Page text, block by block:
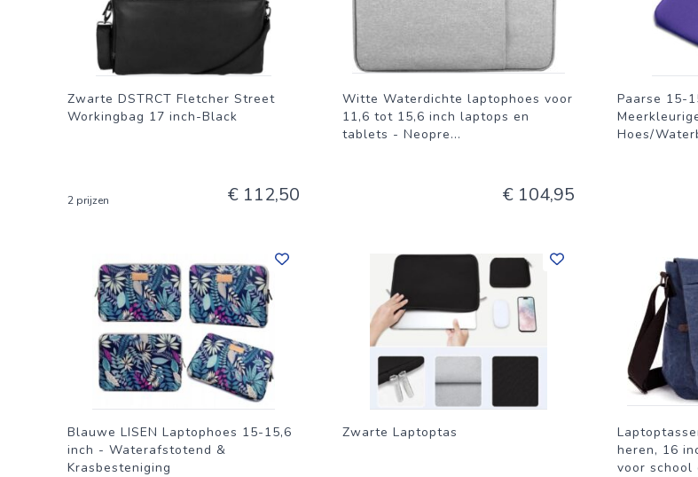
Zwarte DSTRCT Fletcher Street
Workingbag 17 inch-Black
2 prijzen € 112,50
Witte Waterdichte laptophoes voor
11,6 tot 15,6 inch laptops en
tablets - Neopre...
€ 104,95
Paarse 15-
Hoes/
Blauwe LISEN Laptophoes 15-15,6
inch - Waterafstotend &
Krasbesteniging
Zwarte Laptoptas
heren, 16
voor school